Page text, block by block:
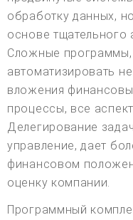
обработку данных,
основе тщательного
Сложные
автоматизировать
вложения
процессы, все
Делегирование
управление, дает
финансовом
оценку компании.
Программный